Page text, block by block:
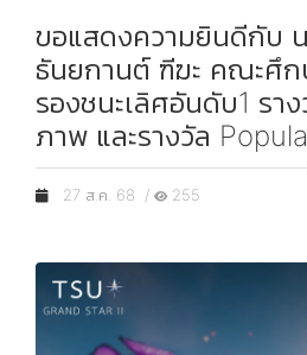
ขอแสดงความยินดีกับ
ธันยกานต์ ฑีฆะ คณะศึก
รองชนะเลิศอันดับ1 รา
ภาพ และรางวัล
27 ส.ค. 68 / 255